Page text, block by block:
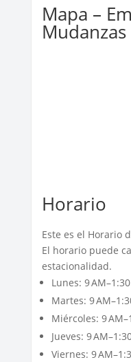
Mapa –
Horario
Este es el Horario
El horario puede
estacionalidad.
Lunes: 9 AM–1:30
Martes: 9
Miércoles: 9
Jueves: 9
Viernes: 9